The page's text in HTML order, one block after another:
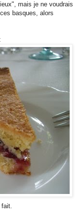
mais je ne voudrais
basques, alors
fait.